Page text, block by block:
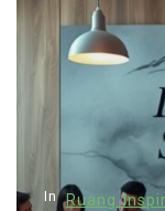
In Ruang